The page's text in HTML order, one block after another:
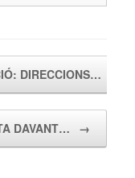
DIRECCIONS…
DAVANT… →